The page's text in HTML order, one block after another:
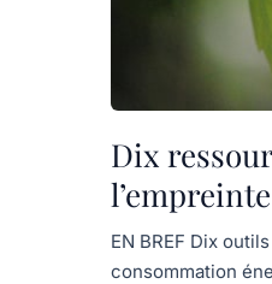
Dix
EN BREF Dix
consommation